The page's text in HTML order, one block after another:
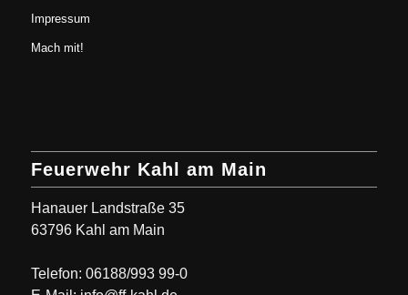
Impressum
Mach mit!
Feuerwehr Kahl am Main
Hanauer Landstraße 35
63796 Kahl am Main
Telefon: 06188/993 99-0